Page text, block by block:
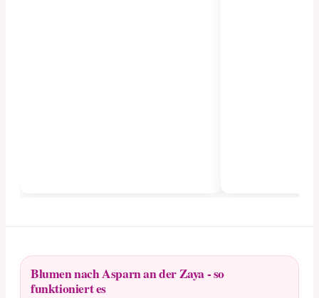
Blumen nach Asparn an der Zaya - so
funktioniert es